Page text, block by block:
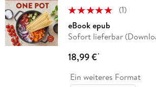
(1)
eBook epub
Sofort lieferbar
18,99 €*
Ein weiteres Format